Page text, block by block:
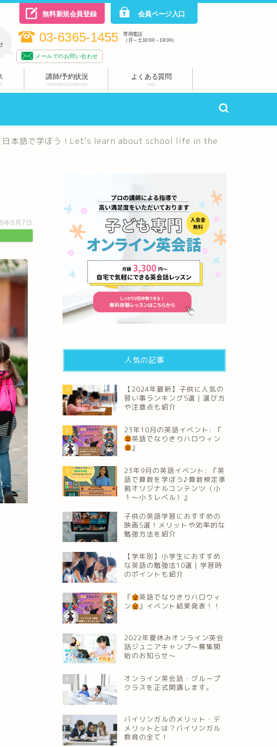
無料新規会員登録 会員ページ入口
03-6365-1455
専用電話
（月～土10:00－19:00）
メールでのお問い合わせ
講師/予約状況
TEACHERS SCHEDULE
よくある質問
FAQ
日本語で学ぼう！Let’s learn about school life in the
年5月7日
人気の記事
1
【2024年最新】子供に人気の
習い事ランキング5選｜選び方
や注意点も紹介
2
23年10月の英語イベント: 『
英語でなりきりハロウィン
』
3
23年9月の英語イベント: 『英
語で算数を学ぼう♪算数検定準
拠オリジナルコンテンツ（小
１～小３レベル）』
4
子供の英語学習におすすめの
映画5選！メリットや効率的な
勉強方法を紹介
5
【学年別】小学生におすすめ
な英語の勉強法10選｜学習時
のポイントも紹介
6 『
英語でなりきりハロウィ
ン
』イベント結果発表！！
7
2022年夏休みオンライン英会
話ジュニアキャンプ～募集開
始のお知らせ～
8
オンライン英会話・グループ
クラスを正式開講します。
9
バイリンガルのメリット・デ
メリットとは？バイリンガル
教育の全て！